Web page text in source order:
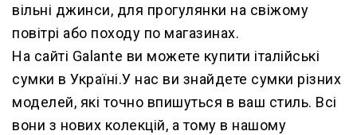
вільні джинси, для прогулянки на свіжому
повітрі або походу по магазинах.
На сайті Galante ви можете купити італійські
сумки в Україні.У нас ви знайдете сумки різних
моделей, які точно впишуться в ваш стиль. Всі
вони з нових колекцій, а тому в нашому